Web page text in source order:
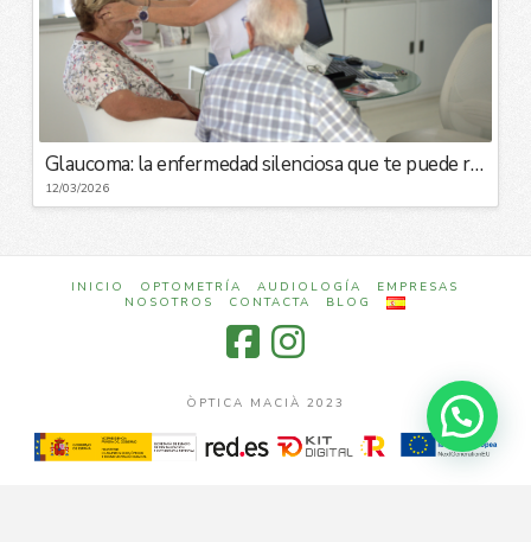
Glaucoma: la enfermedad silenciosa que te puede robar la visión
12/03/2026
INICIO OPTOMETRÍA AUDIOLOGÍA
EMPRESAS
NOSOTROS
CONTACTA BLOG
ÒPTICA MACIÀ 2023